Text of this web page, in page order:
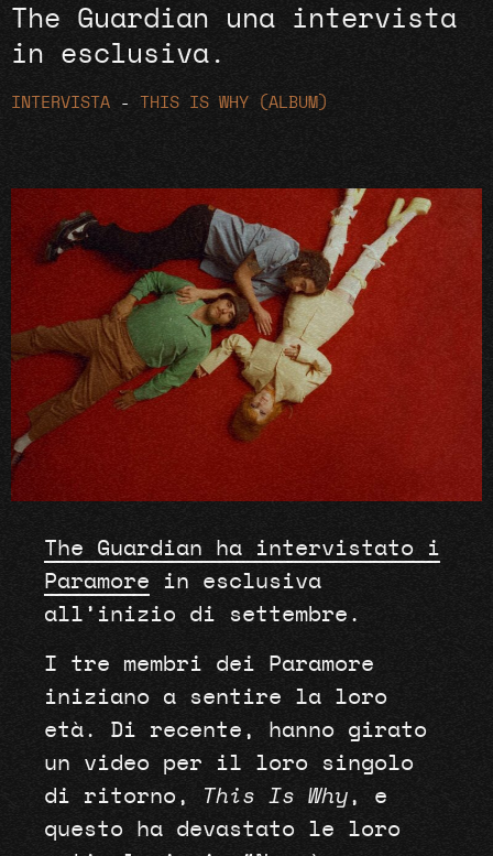
The Guardian una intervista
in esclusiva.
INTERVISTA - THIS IS WHY (ALBUM)
The Guardian ha intervistato i
Paramore in esclusiva
all’inizio di settembre.
I tre membri dei Paramore
iniziano a sentire la loro
età. Di recente, hanno girato
un video per il loro singolo
di ritorno,
This Is Why, e
questo ha devastato le loro